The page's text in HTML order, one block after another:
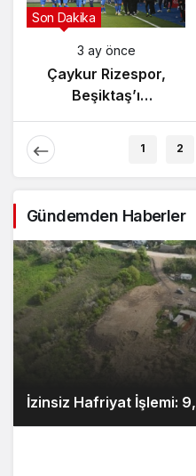
Son Dakika
3 ay önce
Çaykur Rizespor,
Beşiktaş’ı
Ağırlıyor!
1 2
Gündemden Haberler
İzinsiz Hafriyat İşlemi: